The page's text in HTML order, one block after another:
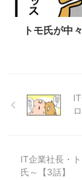
トモ氏が中
IT企業社長・
氏～【3話】